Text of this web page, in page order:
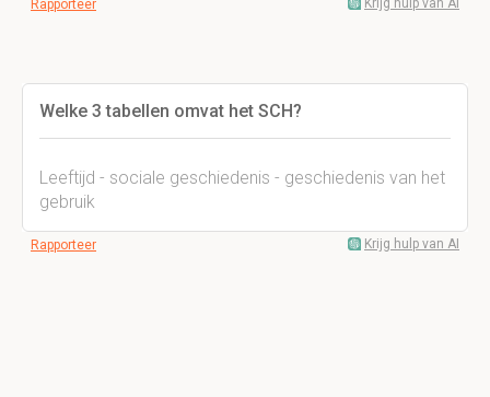
Rapporteer Krijg hulp van AI
Welke 3 tabellen omvat het SCH?
Leeftijd - sociale geschiedenis - geschiedenis van het
gebruik
Rapporteer Krijg hulp van AI